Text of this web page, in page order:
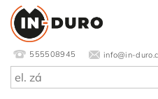
555508945 info@in-